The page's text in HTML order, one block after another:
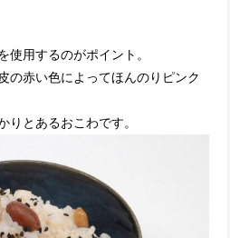
使⽤するのがポイント。
の赤い色によってほんのりピンク
りとあるおこわです。